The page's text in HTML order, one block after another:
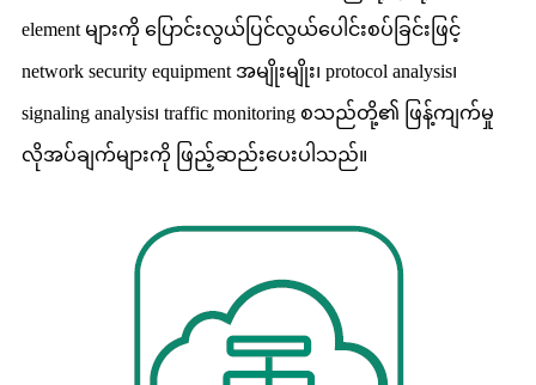
element များကို ပြောင်းလွယ်ပြင်လွယ်ပေါင်းစပ်ခြင်းဖြင့်
network security equipment အမျိုးမျိုး၊ protocol analysis၊
signaling analysis၊ traffic monitoring စသည်တို့၏ ဖြန့်ကျက်မှု
လိုအပ်ချက်များကို ဖြည့်ဆည်းပေးပါသည်။